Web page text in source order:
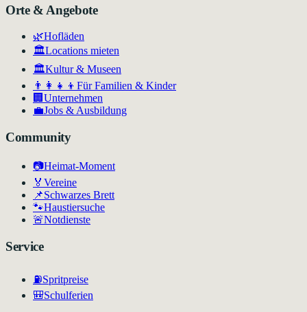
Orte & Angebote
🌿Hofläden
🏛️Locations mieten
🏛Kultur & Museen
👨‍👩‍👧‍👦 Für Familien & Kinder
🏢 Unternehmen
💼Jobs & Ausbildung
Community
📷Heimat-Moment
🏅 Vereine
📌Schwarzes Brett
🐾Haustiersuche
🚨Notdienste
Service
⛽Spritpreise
🎒Schulferien